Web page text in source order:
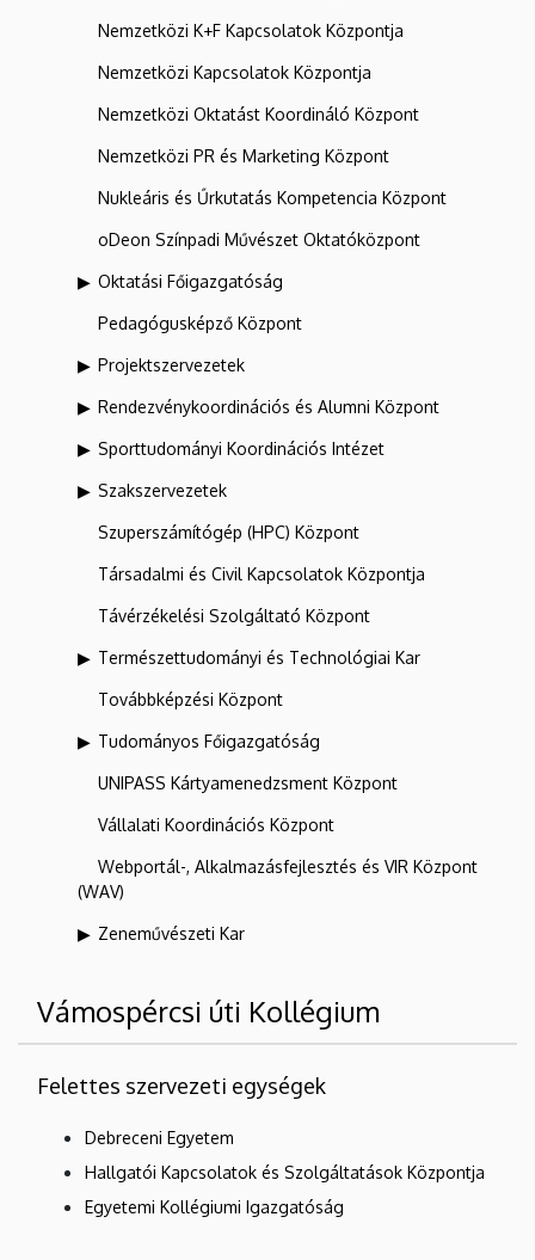
Nemzetközi K+F Kapcsolatok Központja
Nemzetközi Kapcsolatok Központja
Nemzetközi Oktatást Koordináló Központ
Nemzetközi PR és Marketing Központ
Nukleáris és Űrkutatás Kompetencia Központ
oDeon Színpadi Művészet Oktatóközpont
Oktatási Főigazgatóság
Pedagógusképző Központ
Projektszervezetek
Rendezvénykoordinációs és Alumni Központ
Sporttudományi Koordinációs Intézet
Szakszervezetek
Szuperszámítógép (HPC) Központ
Társadalmi és Civil Kapcsolatok Központja
Távérzékelési Szolgáltató Központ
Természettudományi és Technológiai Kar
Továbbképzési Központ
Tudományos Főigazgatóság
UNIPASS Kártyamenedzsment Központ
Vállalati Koordinációs Központ
Webportál-, Alkalmazásfejlesztés és VIR Központ
(WAV)
Zeneművészeti Kar
Vámospércsi úti Kollégium
Felettes szervezeti egységek
Debreceni Egyetem
Hallgatói Kapcsolatok és Szolgáltatások Központja
Egyetemi Kollégiumi Igazgatóság